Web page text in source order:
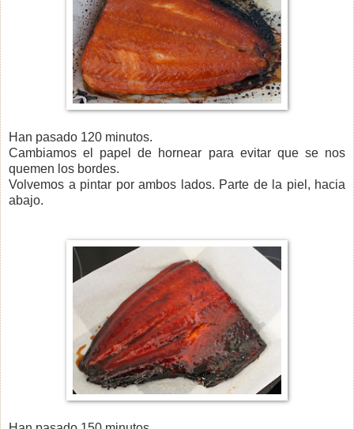
Han pasado 120 minutos.
Cambiamos el papel de hornear para evitar que se nos
quemen los bordes.
Volvemos a pintar por ambos lados. Parte de la piel, hacia
abajo.